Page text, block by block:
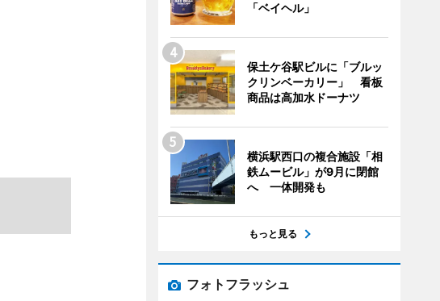
「ベイヘル」
保土ケ谷駅ビルに「ブルッ
クリンベーカリー」 看板
商品は高加水ドーナツ
横浜駅西口の複合施設「相
鉄ムービル」が9月に閉館
へ 一体開発も
もっと見る
フォトフラッシュ